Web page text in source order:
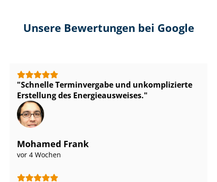
Unsere Bewertungen bei Google
Schnelle Terminvergabe und unkomplizierte
Erstellung des En­er­gie­aus­wei­ses.
Mohamed Frank
vor 4 Wochen